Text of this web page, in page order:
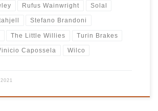
Rufus Wainwright Solal
Stefano Brandoni
The Little Willies Turin Brakes
Capossela Wilco